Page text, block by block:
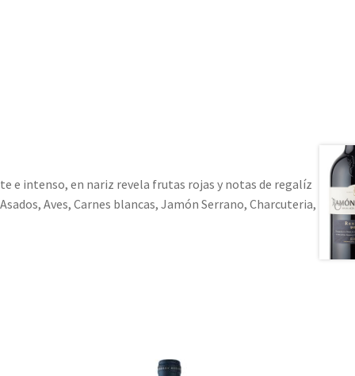
e intenso, en nariz revela frutas rojas y notas de regalíz
Aves, Carnes blancas, Jamón Serrano, Charcuteria,